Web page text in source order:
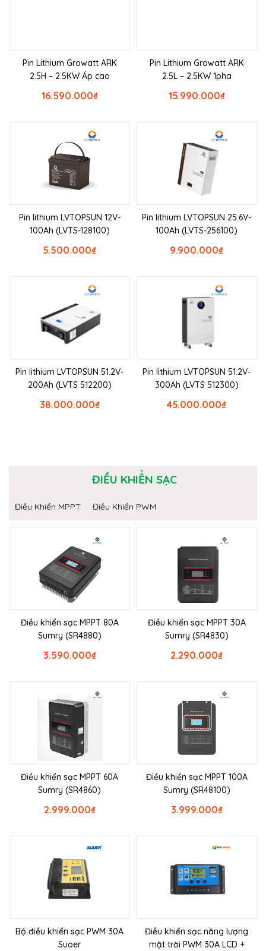
Pin Lithium Growatt ARK
2.5H – 2.5KW Áp cao
₫
16.590.000
Pin Lithium Growatt ARK
2.5L – 2.5KW 1pha
₫
15.990.000
Pin lithium LVTOPSUN 12V-
100Ah (LVTS-128100)
₫
5.500.000
Pin lithium LVTOPSUN 25.6V-
100Ah (LVTS-256100)
₫
9.900.000
Pin lithium LVTOPSUN 51.2V-
200Ah (LVTS 512200)
₫
38.000.000
Pin lithium LVTOPSUN 51.2V-
300Ah (LVTS 512300)
₫
45.000.000
ĐIỀU KHIỂN SẠC
Điều Khiển MPPT Điều Khiển PWM
Điều khiển sạc MPPT 80A
Sumry (SR4880)
₫
3.590.000
Điều khiển sạc MPPT 30A
Sumry (SR4830)
₫
2.290.000
Điều khiển sạc MPPT 60A
Sumry (SR4860)
₫
2.999.000
Điều khiển sạc MPPT 100A
Sumry (SR48100)
₫
3.999.000
Bộ điều khiển sạc PWM 30A
Suoer
Điều khiển sạc năng lượng
mặt trời PWM 30A LCD +